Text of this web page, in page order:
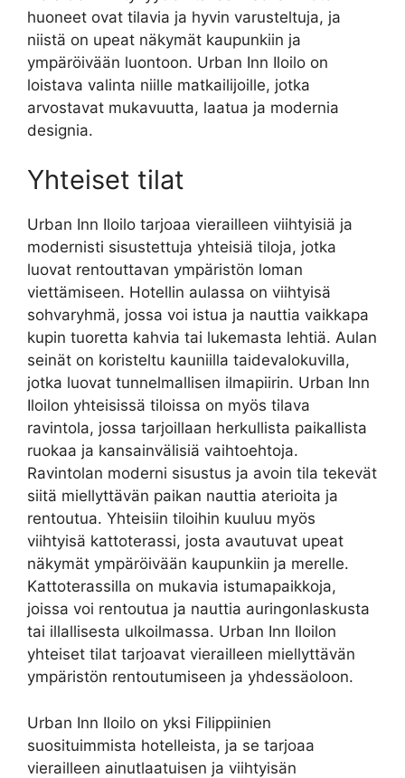
huoneet ovat tilavia ja hyvin varusteltuja, ja
niistä on upeat näkymät kaupunkiin ja
ympäröivään luontoon. Urban Inn Iloilo on
loistava valinta niille matkailijoille, jotka
arvostavat mukavuutta, laatua ja modernia
designia.
Yhteiset tilat
Urban Inn Iloilo tarjoaa vierailleen viihtyisiä ja
modernisti sisustettuja yhteisiä tiloja, jotka
luovat rentouttavan ympäristön loman
viettämiseen. Hotellin aulassa on viihtyisä
sohvaryhmä, jossa voi istua ja nauttia vaikkapa
kupin tuoretta kahvia tai lukemasta lehtiä. Aulan
seinät on koristeltu kauniilla taidevalokuvilla,
jotka luovat tunnelmallisen ilmapiirin. Urban Inn
Iloilon yhteisissä tiloissa on myös tilava
ravintola, jossa tarjoillaan herkullista paikallista
ruokaa ja kansainvälisiä vaihtoehtoja.
Ravintolan moderni sisustus ja avoin tila tekevät
siitä miellyttävän paikan nauttia aterioita ja
rentoutua. Yhteisiin tiloihin kuuluu myös
viihtyisä kattoterassi, josta avautuvat upeat
näkymät ympäröivään kaupunkiin ja merelle.
Kattoterassilla on mukavia istumapaikkoja,
joissa voi rentoutua ja nauttia auringonlaskusta
tai illallisesta ulkoilmassa. Urban Inn Iloilon
yhteiset tilat tarjoavat vierailleen miellyttävän
ympäristön rentoutumiseen ja yhdessäoloon.
Urban Inn Iloilo on yksi Filippiinien
suosituimmista hotelleista, ja se tarjoaa
vierailleen ainutlaatuisen ja viihtyisän